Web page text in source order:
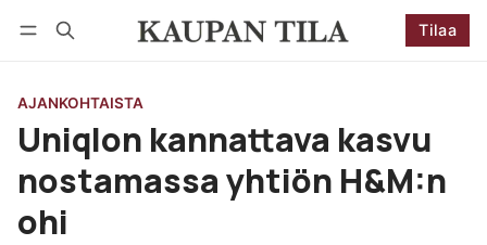
Tilaa
AJANKOHTAISTA
Uniqlon kannattava kasvu
nostamassa yhtiön H&M:n
ohi